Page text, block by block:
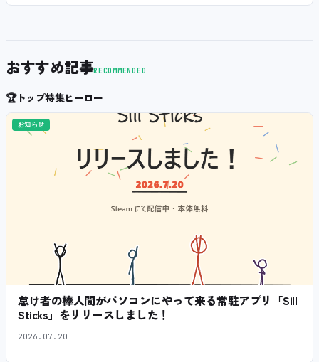
おすすめ記事RECOMMENDED
🏆トップ特集ヒーロー
お知らせ
怠け者の棒人間がパソコンにやって来る常駐アプリ「Sill
Sticks」をリリースしました！
2026.07.20